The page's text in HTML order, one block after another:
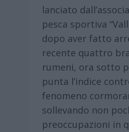
lanciato
pesca sportiva
dopo aver fatto
recente quattro
rumeni, ora sotto
punta l’indice
fenomeno
sollevando non
preoccupazioni in